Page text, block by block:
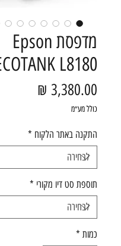
מדפסת Epson
L8180
כולל מע״מ
התקנה באתר הלקוח *
תוספת סט דיו מקורי *
כמות *